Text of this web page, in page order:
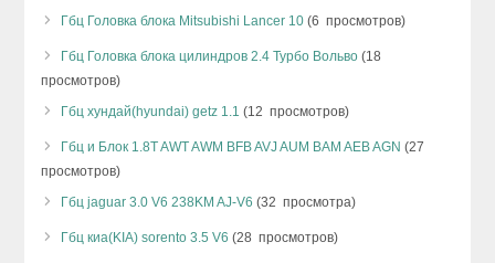
Гбц Головка блока Mitsubishi Lancer 10 (6 просмотров)
Гбц Головка блока цилиндров 2.4 Турбо Вольво (18
просмотров)
Гбц хундай(hyundai) getz 1.1 (12 просмотров)
Гбц и Блок 1.8T AWT AWM BFB AVJ AUM BAM AEB AGN (27
просмотров)
Гбц jaguar 3.0 V6 238KM AJ-V6 (32 просмотра)
Гбц киа(KIA) sorento 3.5 V6 (28 просмотров)